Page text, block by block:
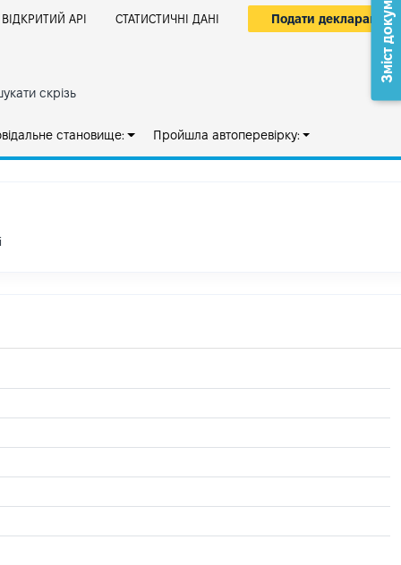
ВІДКРИТИЙ АРІ СТАТИСТИЧНІ ДАНІ Подати декларацію
скрізь
становище: Пройшла автоперевірку:
Зміст документа